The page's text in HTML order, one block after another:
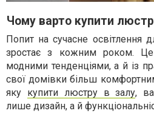
Чому варто купити
Попит на сучасне освітлення
зростає з кожним роком.
модними тенденціями, а й із
свої домівки більш
яку купити люстру в залу,
лише дизайн, а й